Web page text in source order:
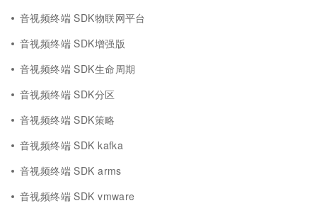
音视频终端 SDK物联网平台
音视频终端 SDK增强版
音视频终端 SDK生命周期
音视频终端 SDK分区
音视频终端 SDK策略
音视频终端 SDK kafka
音视频终端 SDK arms
音视频终端 SDK vmware